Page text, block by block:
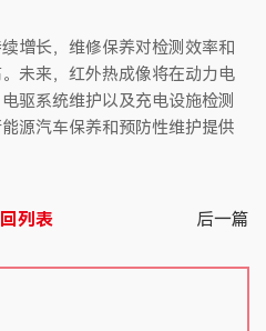
增长，维修保养对检测效率和
未来，红外热成像将在动力电
驱系统维护以及充电设施检测
源汽车保养和预防性维护提供
列表 后一篇